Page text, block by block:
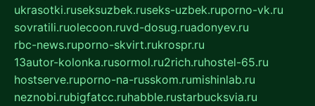
ukrasotki.ruseksuzbek.ruseks-uzbek.ruporno-vk.ru
sovratili.ruolecoon.ruvd-dosug.ruadonyev.ru
rbc-news.ruporno-skvirt.rukrospr.ru
13autor-kolonka.rusormol.ru2rich.ruhostel-65.ru
hostserve.ruporno-na-russkom.rumishinlab.ru
neznobi.rubigfatcc.ruhabble.rustarbucksvia.ru